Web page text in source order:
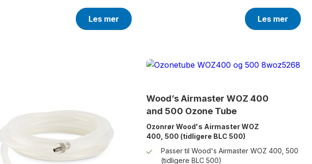
Les mer Les mer
Wood’s Airmaster WOZ 400
and 500 Ozone Tube
Ozonrør Wood's Airmaster WOZ
400, 500 (tidligere BLC 500)
Passer til Wood's Airmaster WOZ 400, 500
(tidligere BLC 500)